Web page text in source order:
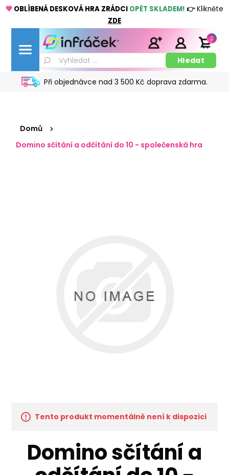
💚 OBLÍBENÁ DESKOVÁ HRA ZRÁDCI OPĚT SKLADEM! 👉Klikněte
ZDE
Při objednávce nad 3 500 Kč doprava zdarma.
0
Domů
Domino sčítání a odčítání do 10 - společenská hra
Tento produkt momentálně není k dispozici
Domino sčítání a